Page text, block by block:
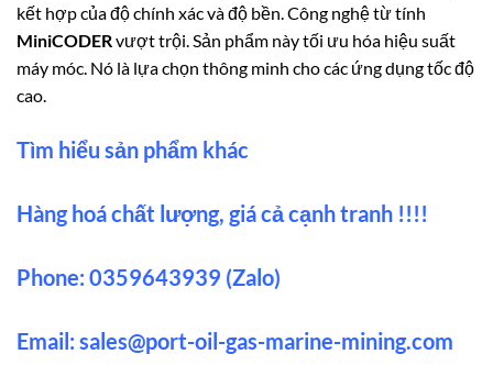
kết hợp của độ chính xác và độ bền. Công nghệ từ tính
MiniCODERvượt trội. Sản phẩm này tối ưu hóa hiệu suất
máy móc. Nó là lựa chọn thông minh cho các ứng dụng tốc độ
cao.
Tìm hiểu sản phẩm khác
Hàng hoá chất lượng, giá cả cạnh tranh !!!!
Phone: 0359643939 (Zalo)
Email: sales@port-oil-gas-marine-mining.com